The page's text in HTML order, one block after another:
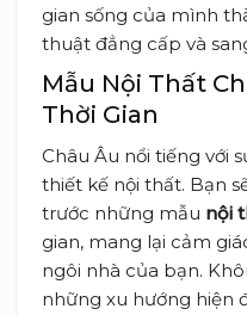
gian sống của mình
thuật đẳng cấp và
Mẫu Nội Thất
Thời Gian
Châu Âu nổi tiếng với
thiết kế nội thất. Bạn
trước những mẫu nội
gian, mang lại cảm
ngôi nhà của bạn.
những xu hướng hiện